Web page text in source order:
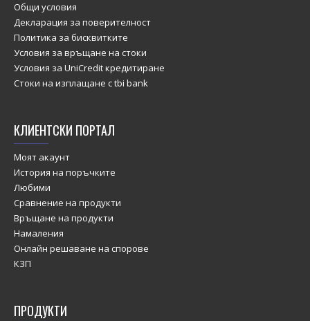
Общи условия
Декларация за поверителност
Политика за бисквитките
Условия за връщане на стоки
Условия за UniCredit кредитиране
Стоки на изплащане с tbi bank
КЛИЕНТСКИ ПОРТАЛ
Моят акаунт
История на поръчките
Любими
Сравнение на продукти
Връщане на продукти
Намаления
Онлайн решаване на спорове
КЗП
ПРОДУКТИ